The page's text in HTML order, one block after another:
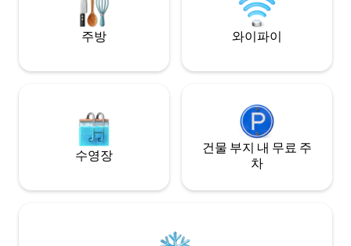
레스토랑에서 가깝습니다.
주방 와이파이
수영장
건물 부지 내 무료 주
차